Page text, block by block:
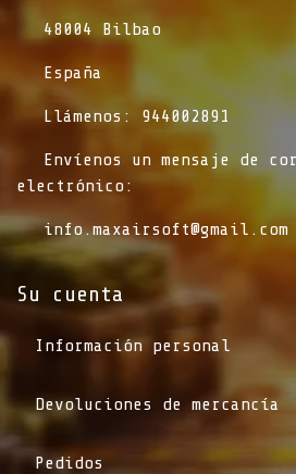
​48004 Bilbao
​España
​Llámenos: 944002891
​Envíenos un mensaje de
electrónico:
info.maxairsoft@gmail.com
Su cuenta
Información personal
Devoluciones de mercancía
Pedidos